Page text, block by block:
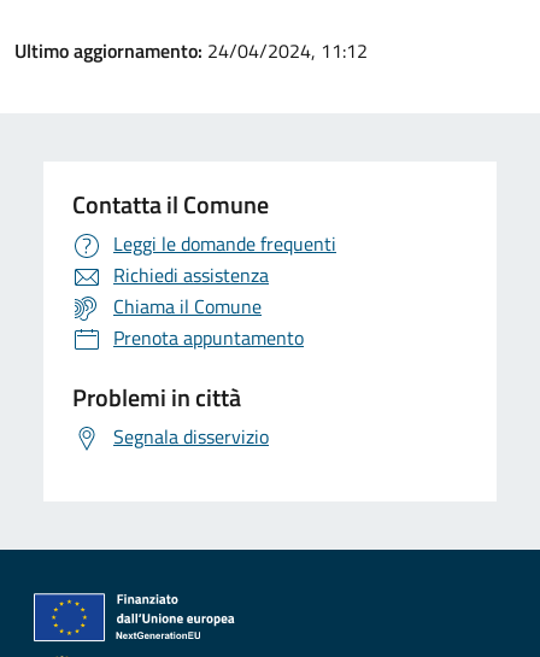
Ultimo aggiornamento: 24/04/2024, 11:12
Contatta il Comune
Leggi le domande frequenti
Richiedi assistenza
Chiama il Comune
Prenota appuntamento
Problemi in città
Segnala disservizio